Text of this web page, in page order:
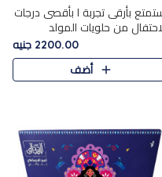
بأرقى تجربة ا بأقصى درجات
الاحتفال من حلويات المولد
المصريه الأصيلة مع هذه الفخامة
مع علبة سبيشال 3 التي تضم 56
قطعة من تشكيلة استثن..
2200.00 جنيه
أضف